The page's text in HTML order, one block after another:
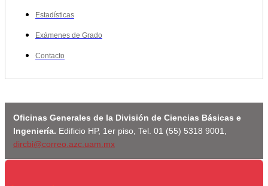
Estadísticas
Exámenes de Grado
Contacto
Oficinas Generales de la División de Ciencias Básicas e
Ingeniería. Edificio HP, 1er piso, Tel. 01 (55) 5318 9001,
dircbi@correo.azc.uam.mx